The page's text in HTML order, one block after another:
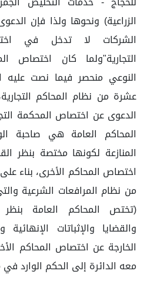
الزراعية) ونحوها ولذا فإن
الشركات لا تدخل في
التجارية"ولما كان اختصاص
النوعي منحصر فيما نصت عليه
عشرة من نظام المحاكم
الدعوى عن اختصاص المحكمة
المحاكم العامة هي صاحبة
المنازعة لكونها مختصة بنظر
من نظام المرافعات الشرعية
(تختص المحاكم العامة
والقضايا والإثباتات
الخارجة عن اختصاص المحاكم
معه الدائرة إلى الحكم الوارد